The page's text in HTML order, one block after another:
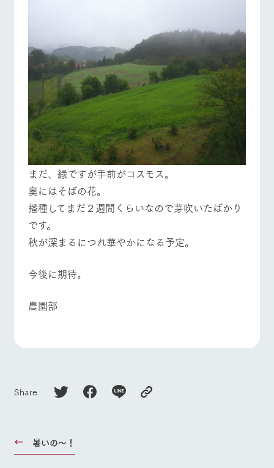
まだ、緑ですが手前がコスモス。
奥にはそばの花。
播種してまだ２週間くらいなので芽吹いたばかり
です。
秋が深まるにつれ華やかになる予定。
今後に期待。
農園部
Share
暑いの～！